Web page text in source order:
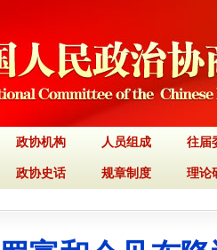
政协机构 人员组成 往届
政协史话 规章制度 理论